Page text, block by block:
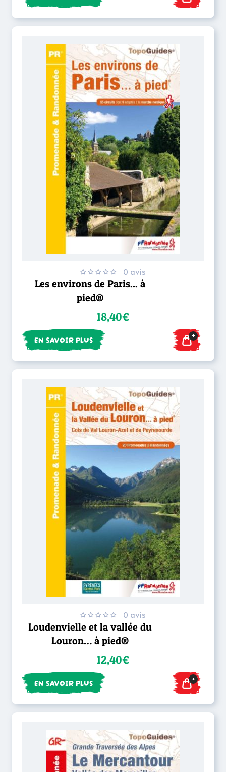
0 avis
Les environs de Paris... à
pied®
18,40€
EN SAVOIR PLUS +
0 avis
Loudenvielle et la vallée du
Louron… à pied®
12,40€
EN SAVOIR PLUS +